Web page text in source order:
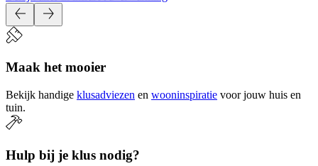
Maak het mooier
Bekijk handige klusadviezen en wooninspiratie voor jouw huis en
tuin.
Hulp bij je klus nodig?